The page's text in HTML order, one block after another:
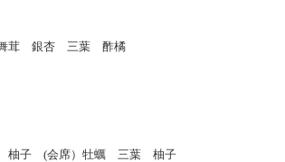
茸 銀杏 三葉 酢橘
子 (会席）牡蠣 三葉 柚子